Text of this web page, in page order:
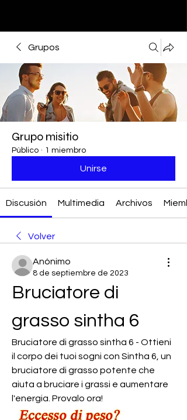
Grupos
Grupo misitio
Público · 1 miembro
Unirse
Discusión Multimedia Archivos
Volver
Anónimo
8 de septiembre de 2023
Bruciatore di
grasso sintha 6
Bruciatore di grasso sintha 6 - Ottieni
il corpo dei tuoi sogni con Sintha 6, un
bruciatore di grasso potente che
aiuta a bruciare i grassi e aumentare
l'energia. Provalo ora!